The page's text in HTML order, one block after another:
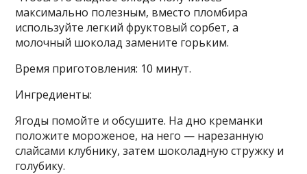
максимально полезным, вместо пломбира
используйте легкий фруктовый сорбет, а
молочный шоколад замените горьким.
Время приготовления: 10 минут.
Ингредиенты:
Ягоды помойте и обсушите. На дно креманки
положите мороженое, на него — нарезанную
слайсами клубнику, затем шоколадную стружку и
голубику.